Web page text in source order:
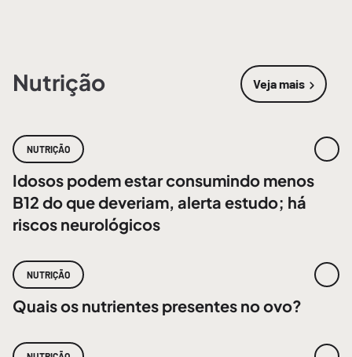
Nutrição Veja mais
sobre
NUTRIÇÃO
Idosos podem estar consumindo menos
B12 do que deveriam, alerta estudo; há
riscos neurológicos
NUTRIÇÃO
Quais os nutrientes presentes no ovo?